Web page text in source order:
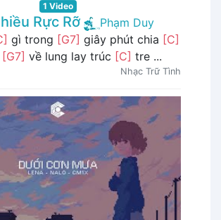
1 Video
Rực Rỡ
Phạm Duy
gì trong [G7] giây phút chia [C]
[G7] về lung lay trúc [C] tre ...
Nhạc Trữ Tình